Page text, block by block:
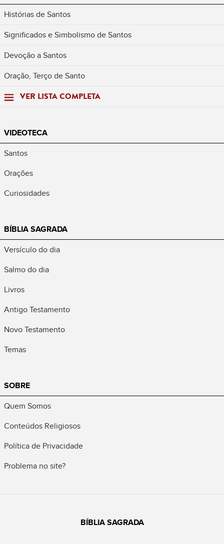
Histórias de Santos
Significados e Simbolismo de Santos
Devoção a Santos
Oração, Terço de Santo
VER LISTA COMPLETA
VIDEOTECA
Santos
Orações
Curiosidades
BÍBLIA SAGRADA
Versículo do dia
Salmo do dia
Livros
Antigo Testamento
Novo Testamento
Temas
SOBRE
Quem Somos
Conteúdos Religiosos
Política de Privacidade
Problema no site?
BÍBLIA SAGRADA